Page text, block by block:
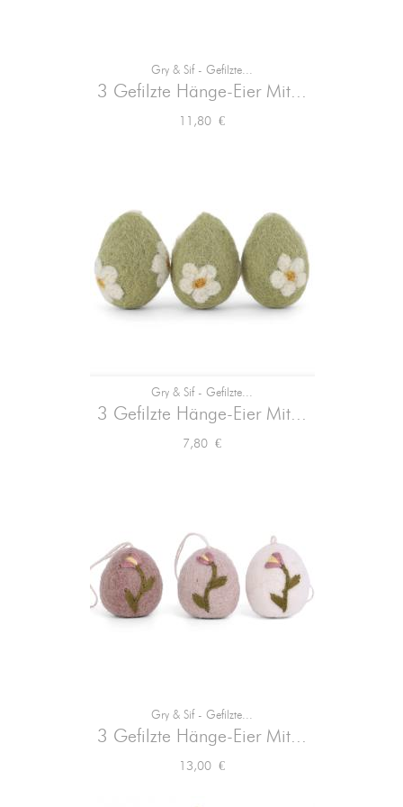
Gry & Sif - Gefilzte...
3 Gefilzte Hänge-Eier Mit...
Preis
11,80 €
Gry & Sif - Gefilzte...
3 Gefilzte Hänge-Eier Mit...
Preis
7,80 €
Gry & Sif - Gefilzte...
3 Gefilzte Hänge-Eier Mit...
Preis
13,00 €